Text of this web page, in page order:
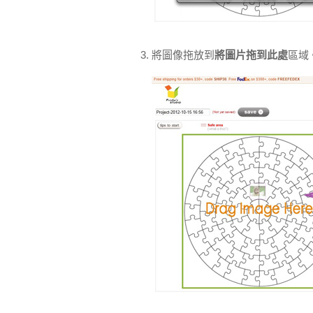
將圖像拖放到 將圖片拖到此處區域